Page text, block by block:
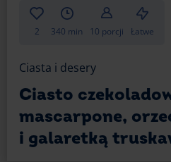
2 340 min 10 porcji Łatwe
Ciasta i desery
Ciasto
mascarpone,
i galaretką